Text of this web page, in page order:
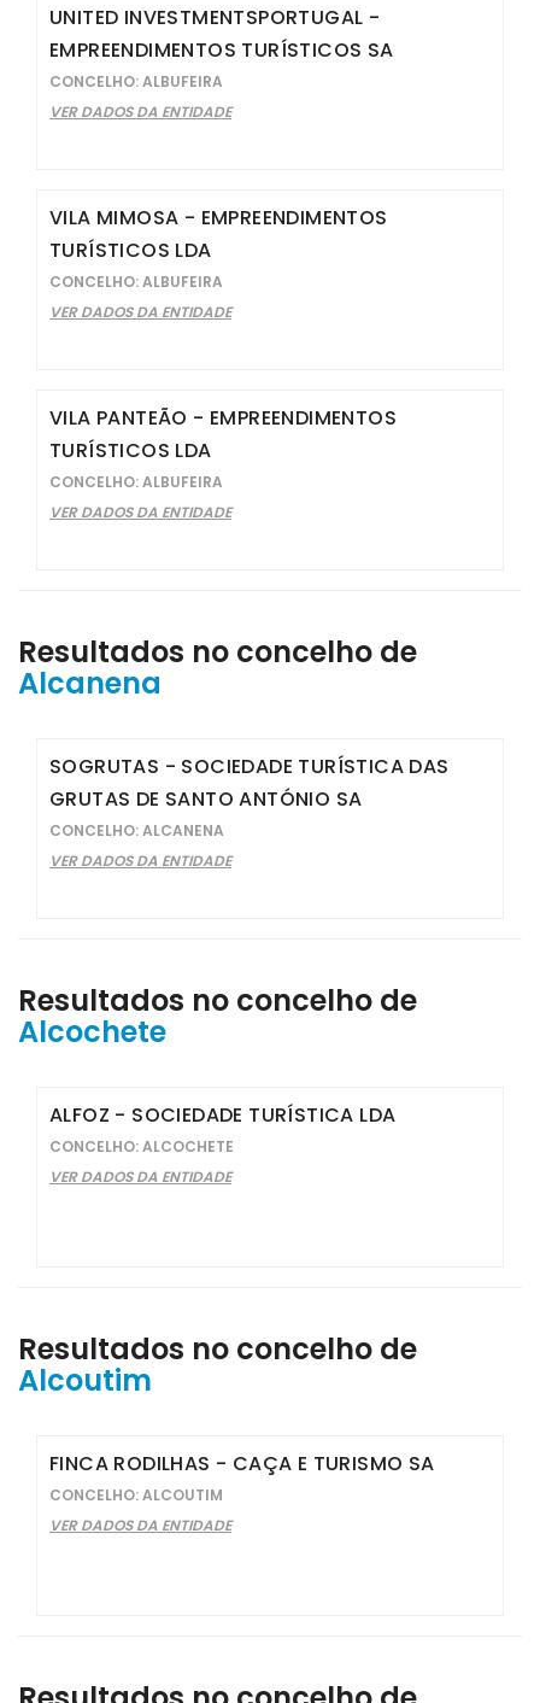
UNITED INVESTMENTSPORTUGAL -
EMPREENDIMENTOS TURÍSTICOS SA
CONCELHO: ALBUFEIRA
VER DADOS DA ENTIDADE
VILA MIMOSA - EMPREENDIMENTOS
TURÍSTICOS LDA
CONCELHO: ALBUFEIRA
VER DADOS DA ENTIDADE
VILA PANTEÃO - EMPREENDIMENTOS
TURÍSTICOS LDA
CONCELHO: ALBUFEIRA
VER DADOS DA ENTIDADE
Resultados no concelho de
Alcanena
SOGRUTAS - SOCIEDADE TURÍSTICA DAS
GRUTAS DE SANTO ANTÓNIO SA
CONCELHO: ALCANENA
VER DADOS DA ENTIDADE
Resultados no concelho de
Alcochete
ALFOZ - SOCIEDADE TURÍSTICA LDA
CONCELHO: ALCOCHETE
VER DADOS DA ENTIDADE
Resultados no concelho de
Alcoutim
FINCA RODILHAS - CAÇA E TURISMO SA
CONCELHO: ALCOUTIM
VER DADOS DA ENTIDADE